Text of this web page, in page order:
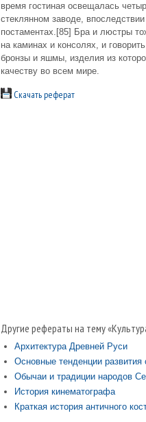
время гостиная освещалась
стеклянном заводе,
постаментах.[85] Бра и люстры
на каминах и консолях, и
бронзы и яшмы, изделия из
качеству во всем мире.
Скачать реферат
Другие рефераты на тему
Архитектура Древней Руси
Основные тенденции развития
Обычаи и традиции народов
История кинематографа
Краткая история античного